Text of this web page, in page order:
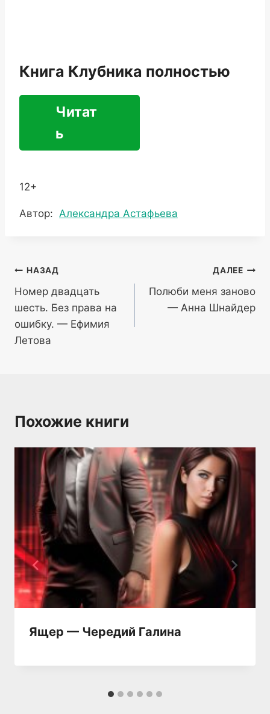
Книга Клубника полностью
Читат
ь
12+
Метки
Автор: Александра Астафьева
Навигация
по
записям
НАЗАД
Номер двадцать
шесть. Без права на
ошибку. — Ефимия
Летова
ДАЛЕЕ
Полюби меня заново
— Анна Шнайдер
Похожие книги
Ящер — Чередий Галина